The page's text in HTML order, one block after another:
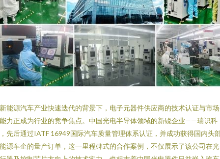
能源汽车产业快速迭代的背景下，电子元器件供应商的技术认证与市
力正成为行业的竞争焦点。中国光电半导体领域的新锐企业——瑞识科
先后通过IATF 16949国际汽车质量管理体系认证，并成功获得国内头
源车企的量产订单，这一里程碑式的合作案例，不仅展示了该公司在